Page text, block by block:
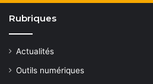
Rubriques
Actualités
Outils numériques